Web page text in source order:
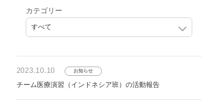
カテゴリー
2023.10.10 お知らせ
チーム医療演習（インドネシア班）の活動報告